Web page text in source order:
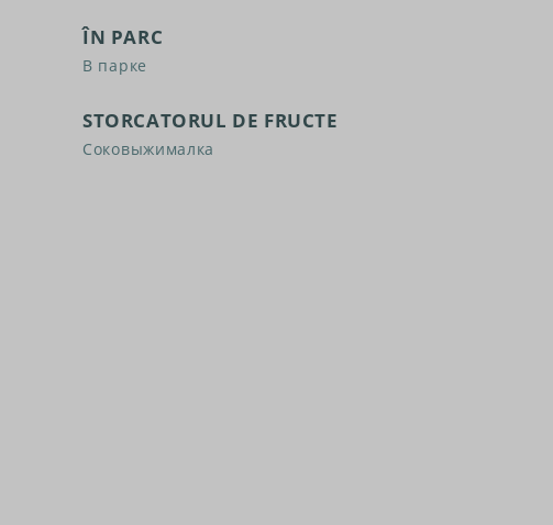
ÎN PARC
В парке
STORCATORUL DE FRUCTE
Соковыжималка